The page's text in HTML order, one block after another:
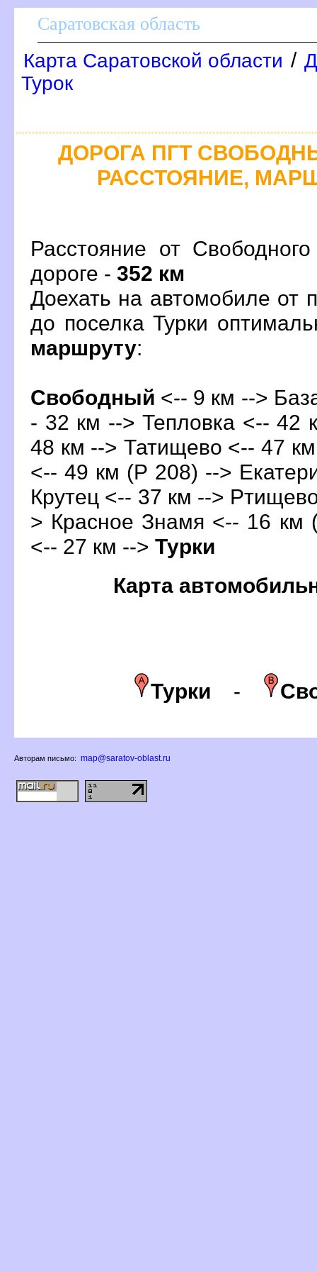
Саратовская область
Карта Саратовской области /
Турок
ДОРОГА ПГТ
РАССТОЯНИЕ,
Расстояние от
дороге - 352 км
Доехать на автомобиле от
до поселка Турки
маршруту:
Свободный <-- 9 км -->
- 32 км --> Тепловка <-- 42
48 км --> Татищево <-- 47
<-- 49 км (Р 208) -->
Крутец <-- 37 км -->
> Красное Знамя <-- 16 км
<-- 27 км --> Турки
Карта
Турки -
Авторам письмо: map@saratov-oblast.ru